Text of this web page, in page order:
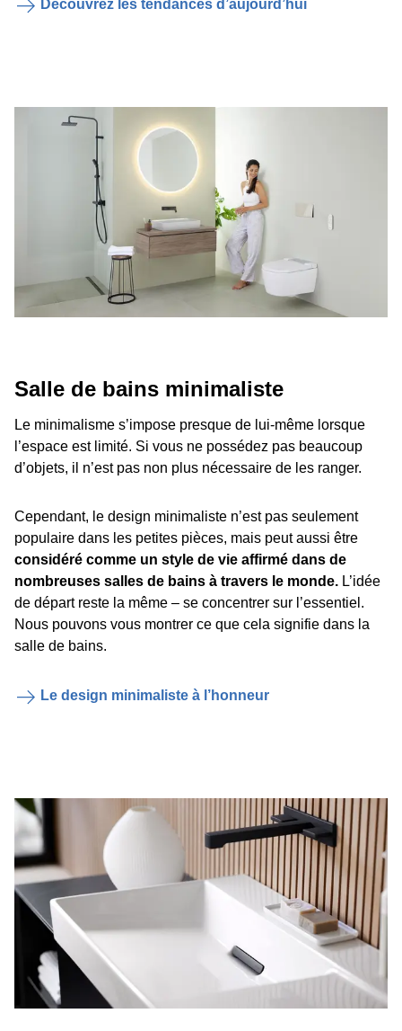
Découvrez les tendances d’aujourd’hui
Salle de bains minimaliste
Le minimalisme s’impose presque de lui-même lorsque
l’espace est limité. Si vous ne possédez pas beaucoup
d’objets, il n’est pas non plus nécessaire de les ranger.
Cependant, le design minimaliste n’est pas seulement
populaire dans les petites pièces, mais peut aussi être
considéré comme un style de vie affirmé dans de
nombreuses salles de bains à travers le monde. L’idée
de départ reste la même – se concentrer sur l’essentiel.
Nous pouvons vous montrer ce que cela signifie dans la
salle de bains.
Le design minimaliste à l’honneur